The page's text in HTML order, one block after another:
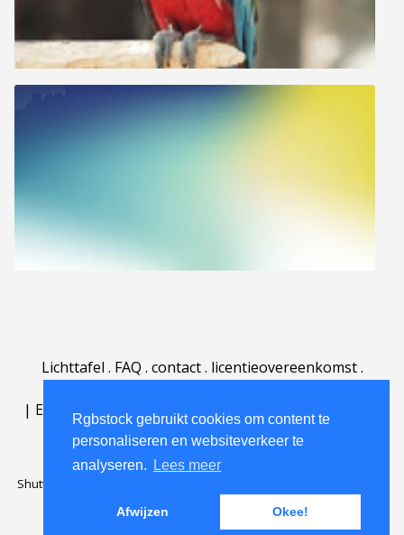
Rgbstock gebruikt cookies om content te
personaliseren en websiteverkeer te
analyseren.
Lees meer
Afwijzen Okee!
Lichttafel . FAQ . contact. licentieovereenkomst.
| English | Deutsch Español | Português
Nederlands|
Shutterstock official partner of Rgbstock
Rgbstock